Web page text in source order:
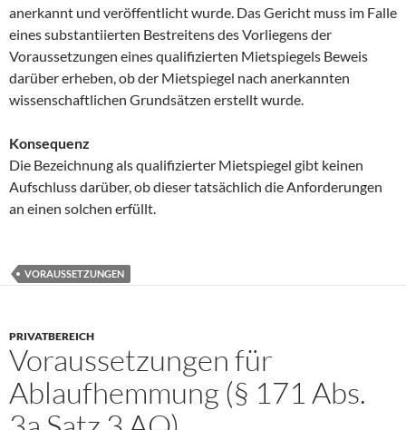
anerkannt und veröffentlicht wurde. Das Gericht muss im Falle
eines substantiierten Bestreitens des Vorliegens der
Voraussetzungen eines qualifizierten Mietspiegels Beweis
darüber erheben, ob der Mietspiegel nach anerkannten
wissenschaftlichen Grundsätzen erstellt wurde.
Konsequenz
Die Bezeichnung als qualifizierter Mietspiegel gibt keinen
Aufschluss darüber, ob dieser tatsächlich die Anforderungen
an einen solchen erfüllt.
VORAUSSETZUNGEN
PRIVATBEREICH
Voraussetzungen für
Ablaufhemmung (§ 171 Abs.